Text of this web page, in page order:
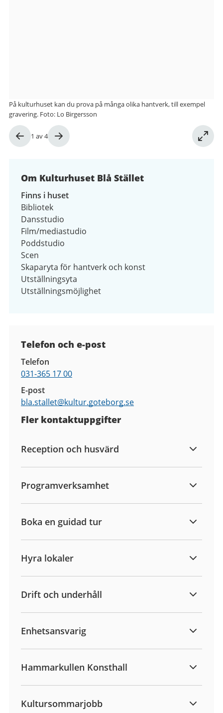
Bild
1 av4
På kulturhuset kan du prova på många olika hantverk, till exempel
gravering. Foto: Lo Birgersson
Om Kulturhuset Blå Stället
Finns i huset
Bibliotek
Dansstudio
Film/mediastudio
Poddstudio
Scen
Skaparyta för hantverk och konst
Utställningsyta
Utställningsmöjlighet
Telefon och e-post
Telefon
031-365 17 00
E-post
bla.stallet@kultur.goteborg.se
Fler kontaktuppgifter
Reception och husvärd
Programverksamhet
Boka en guidad tur
Hyra lokaler
Drift och underhåll
Enhetsansvarig
Hammarkullen Konsthall
Kultursommarjobb